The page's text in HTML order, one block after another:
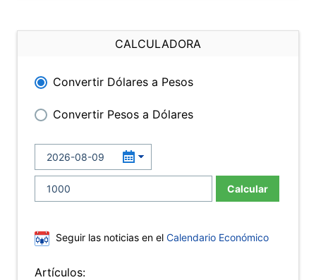
CALCULADORA
Convertir Dólares a Pesos
Convertir Pesos a Dólares
Calcular
Seguir las noticias en el Calendario Económico
Artículos: